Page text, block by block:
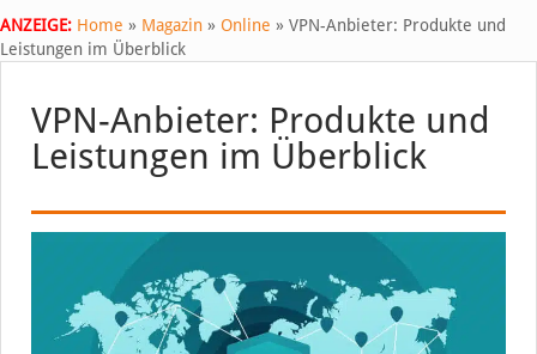
ANZEIGE: Home » Magazin » Online » VPN-Anbieter: Produkte und
Leistungen im Überblick
VPN-Anbieter: Produkte und
Leistungen im Überblick